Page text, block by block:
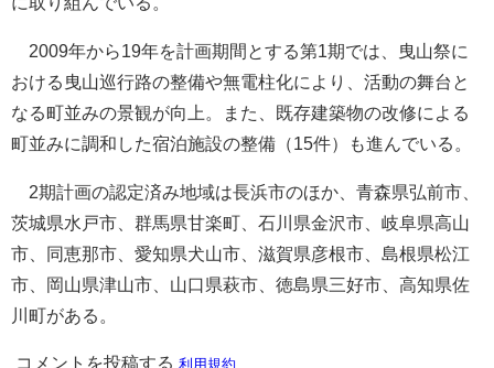
2009年から19年を計画期間とする第1期では、曳山祭に
おける曳山巡行路の整備や無電柱化により、活動の舞台と
なる町並みの景観が向上。また、既存建築物の改修による
町並みに調和した宿泊施設の整備（15件）も進んでいる。
2期計画の認定済み地域は長浜市のほか、青森県弘前市、
茨城県水戸市、群馬県甘楽町、石川県金沢市、岐阜県高山
市、同恵那市、愛知県犬山市、滋賀県彦根市、島根県松江
市、岡山県津山市、山口県萩市、徳島県三好市、高知県佐
川町がある。